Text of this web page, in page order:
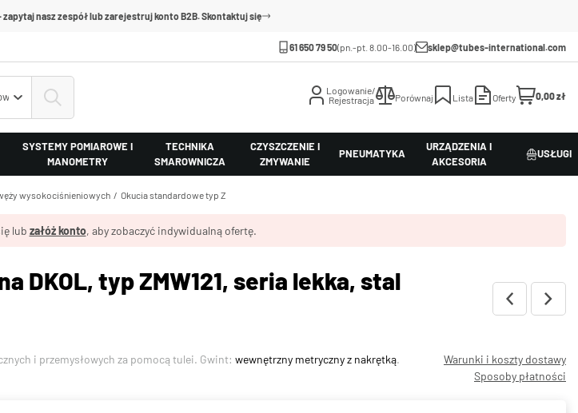
nasz zespół lub zarejestruj konto B2B. Skontaktuj się
61 650 79 50(pn.-pt. 8.00-16.00) sklep@tubes-international.com
typ Z
Logowanie/
Rejestracja
Porównaj Lista Oferty 0,00 zł
SYSTEMY POMIAROWE I
MANOMETRY
TECHNIKA
SMAROWNICZA
CZYSZCZENIE I
ZMYWANIE
PNEUMATYKA
URZĄDZENIA I
AKCESORIA
USŁUGI
wysokociśnieniowych Okucia standardowe typ Z
lub załóż konto, aby zobaczyć indywidualną ofertę.
DKOL, typ ZMW121, seria lekka, stal
i przemysłowych za pomocą tulei. Gwint: wewnętrzny metryczny z nakrętką.
Warunki i koszty dostawy
Sposoby płatności